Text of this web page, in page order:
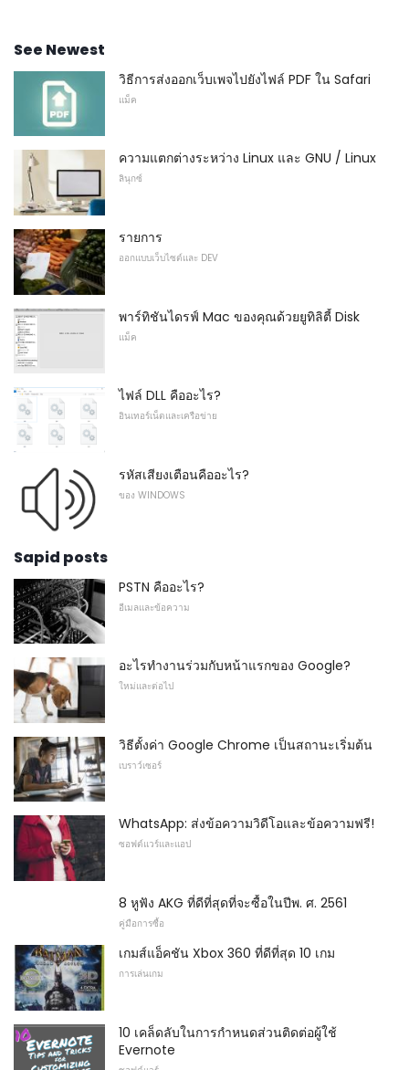
See Newest
วิธีการส่งออกเว็บเพจไปยังไฟล์ PDF ใน Safari
แม็ค
ความแตกต่างระหว่าง Linux และ GNU / Linux
ลินุกซ์
รายการ
ออกแบบเว็บไซต์และ DEV
พาร์ทิชันไดรฟ์ Mac ของคุณด้วยยูทิลิตี้ Disk
แม็ค
ไฟล์ DLL คืออะไร?
อินเทอร์เน็ตและเครือข่าย
รหัสเสียงเตือนคืออะไร?
ของ WINDOWS
Sapid posts
PSTN คืออะไร?
อีเมลและข้อความ
อะไรทำงานร่วมกับหน้าแรกของ Google?
ใหม่และต่อไป
วิธีตั้งค่า Google Chrome เป็นสถานะเริ่มต้น
เบราว์เซอร์
WhatsApp: ส่งข้อความวิดีโอและข้อความฟรี!
ซอฟต์แวร์และแอป
8 หูฟัง AKG ที่ดีที่สุดที่จะซื้อในปีพ. ศ. 2561
คู่มือการซื้อ
เกมส์แอ็คชัน Xbox 360 ที่ดีที่สุด 10 เกม
การเล่นเกม
10 เคล็ดลับในการกำหนดส่วนติดต่อผู้ใช้
Evernote